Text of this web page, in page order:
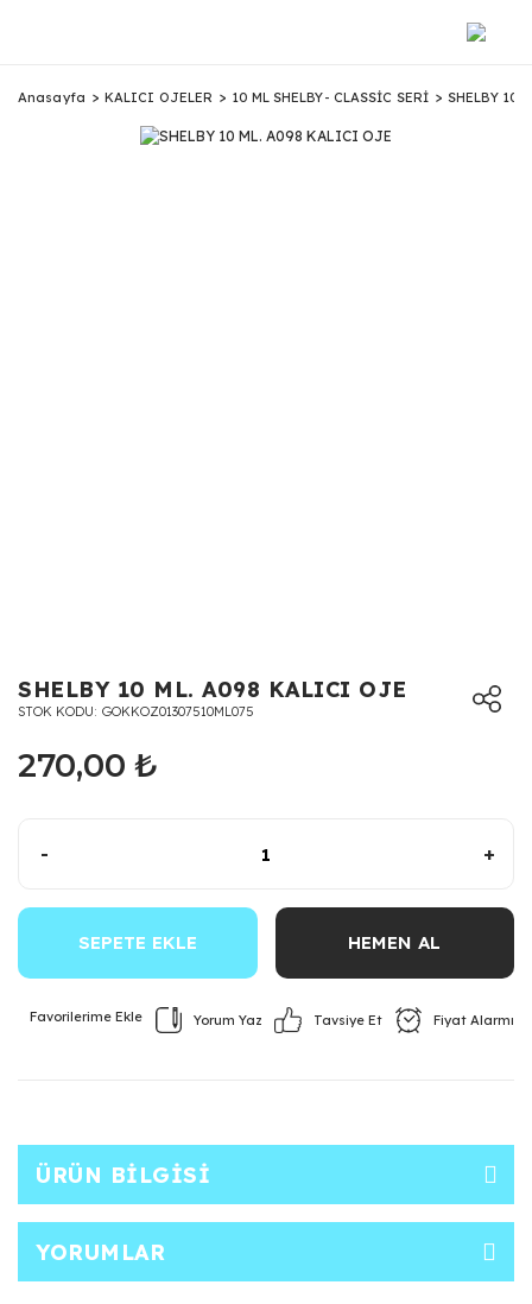
Anasayfa KALICI OJELER 10 ML SHELBY- CLASSİC SERİ SHELBY 10
SHELBY 10 ML. A098 KALICI OJE
STOK KODU GOKKOZ01307510ML075
270,00 ₺
- +
SEPETE EKLE HEMEN AL
Yorum Yaz Tavsiye Et Fiyat Alarmı
ÜRÜN BILGISI
YORUMLAR